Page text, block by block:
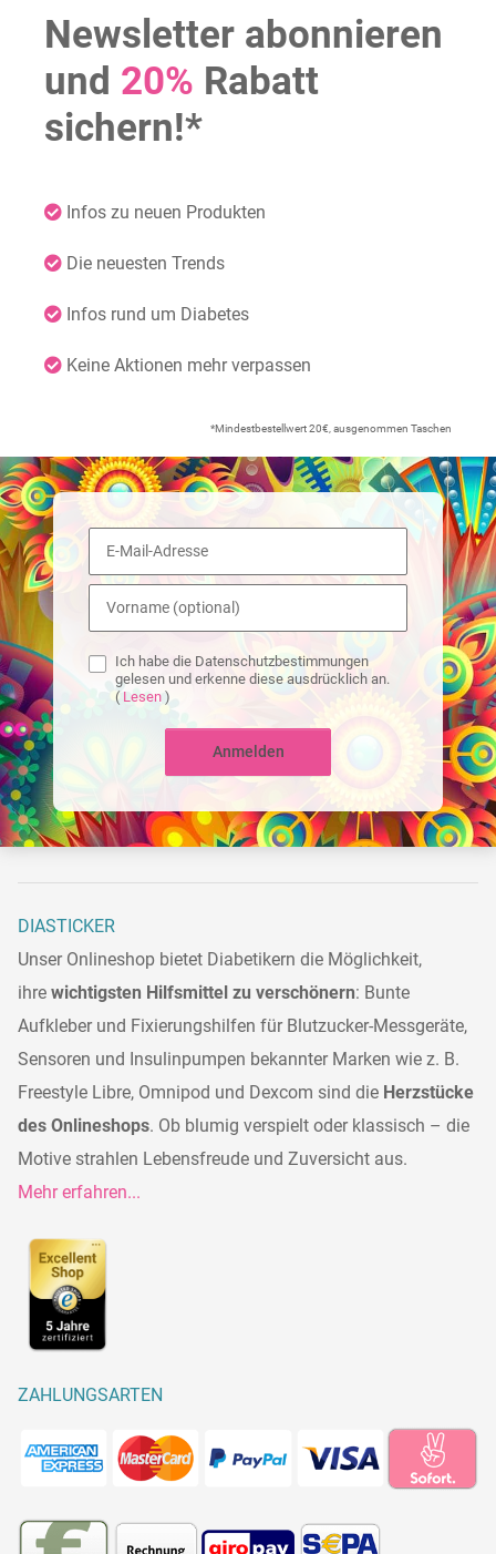
Ich habe die Datenschutzbestimmungen
gelesen und erkenne diese ausdrücklich an.
( Lesen )
Anmelden
Newsletter abonnieren
und 20% Rabatt
sichern!*
Infos zu neuen Produkten
Die neuesten Trends
Infos rund um Diabetes
Keine Aktionen mehr verpassen
*Mindestbestellwert 20€, ausgenommen Taschen
DIASTICKER
Unser Onlineshop bietet Diabetikern die Möglichkeit,
ihre wichtigsten Hilfsmittel zu verschönern: Bunte
Aufkleber und Fixierungshilfen für Blutzucker-Messgeräte,
Sensoren und Insulinpumpen bekannter Marken wie z. B.
Freestyle Libre, Omnipod und Dexcom sind die Herzstücke
des Onlineshops. Ob blumig verspielt oder klassisch – die
Motive strahlen Lebensfreude und Zuversicht aus.
Mehr erfahren...
ZAHLUNGSARTEN